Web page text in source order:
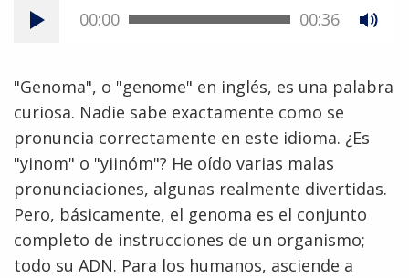
00:00 00:36
"Genoma", o "genome" en inglés, es una palabra
curiosa. Nadie sabe exactamente como se
pronuncia correctamente en este idioma. ¿Es
"yinom" o "yiinóm"? He oído varias malas
pronunciaciones, algunas realmente divertidas.
Pero, básicamente, el genoma es el conjunto
completo de instrucciones de un organismo;
todo su ADN. Para los humanos, asciende a